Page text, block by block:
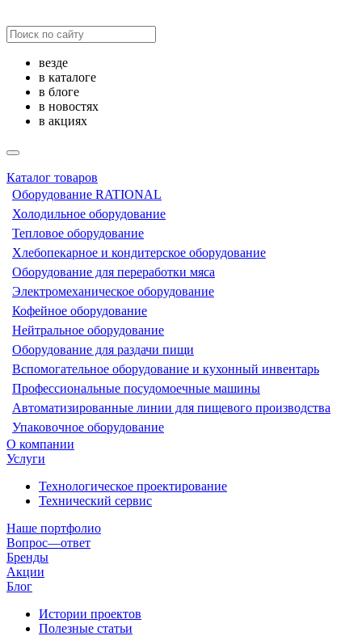
везде
в каталоге
в блоге
в новостях
в акциях
Каталог товаров
Оборудование RATIONAL
Холодильное оборудование
Тепловое оборудование
Хлебопекарное и кондитерское оборудование
Оборудование для переработки мяса
Электромеханическое оборудование
Кофейное оборудование
Нейтральное оборудование
Оборудование для раздачи пищи
Вспомогательное оборудование и кухонный инвентарь
Профессиональные посудомоечные машины
Автоматизированные линии для пищевого производства
Упаковочное оборудование
О компании
Услуги
Технологическое проектирование
Технический сервис
Наше портфолио
Вопрос—ответ
Бренды
Акции
Блог
Истории проектов
Полезные статьи